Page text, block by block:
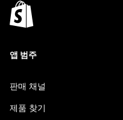
앱 범주
판매 채널
제품 찾기